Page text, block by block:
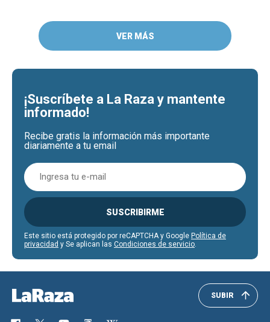
VER MÁS
¡Suscríbete a La Raza y mantente
informado!
Recibe gratis la información más importante
diariamente a tu email
SUSCRIBIRME
Este sitio está protegido por reCAPTCHA y Google Política de
privacidad y Se aplican las Condiciones de servicio.
SUBIR